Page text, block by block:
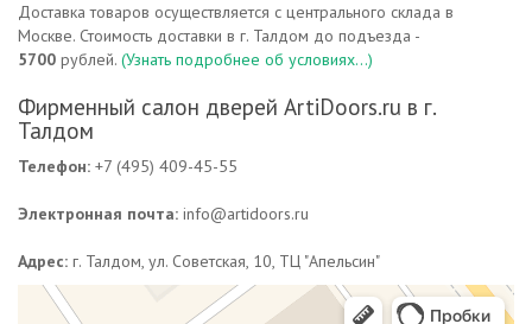
Доставка товаров осуществляется с центрального склада в
Москве. Стоимость доставки в г. Талдом до подъезда -
5700 рублей. (Узнать подробнее об условиях...)
Фирменный салон дверей ArtiDoors.ru в г.
Талдом
Телефон: +7 (495) 409-45-55
Электронная почта: info@artidoors.ru
Адрес: г. Талдом, ул. Советская, 10, ТЦ "Апельсин"